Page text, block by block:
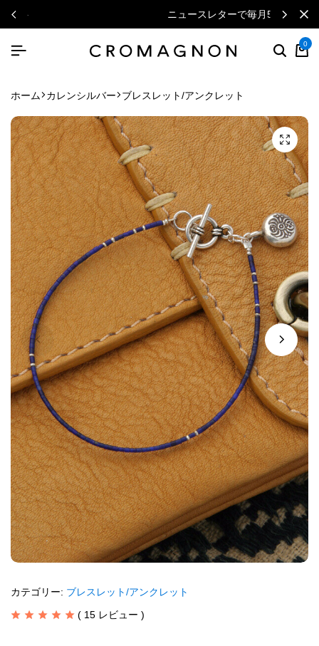
ニュースレターで毎月500円クーポン
0
ホーム カレンシルバー ブレスレット/アンクレット
カテゴリー: ブレスレット/アンクレット
( 15 レビュー )